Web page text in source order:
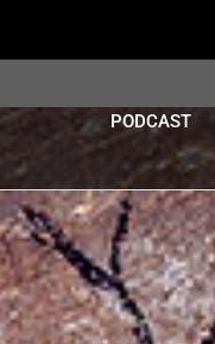
PODCAST